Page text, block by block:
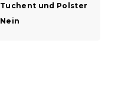
Tuchent und Polster
Nein